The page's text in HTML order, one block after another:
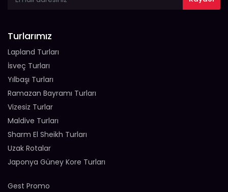
Turlarımız
Lapland Turları
İsveç Turları
Yılbaşı Turları
Ramazan Bayramı Turları
Vizesiz Turlar
Maldive Turları
Sharm El Sheikh Turları
Uzak Rotalar
Japonya Güney Kore Turları
Gest Promo